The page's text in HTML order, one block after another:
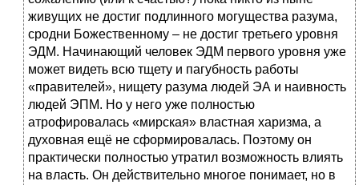
живущих не достиг подлинного могущества разума,
сродни Божественному – не достиг третьего уровня
ЭДМ. Начинающий человек ЭДМ первого уровня уже
может видеть всю тщету и пагубность работы
«правителей», нищету разума людей ЭА и наивность
людей ЭПМ. Но у него уже полностью
атрофировалась «мирская» властная харизма, а
духовная ещё не сформировалась. Поэтому он
практически полностью утратил возможность влиять
на власть. Он действительно многое понимает, но в